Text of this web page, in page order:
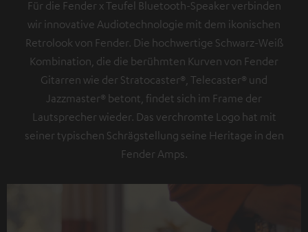
Für die Fender x Teufel Bluetooth-Speaker verbinden
wir innovative Audiotechnologie mit dem ikonischen
Retrolook von Fender. Die hochwertige Schwarz-Weiß
Kombination, die die berühmten Kurven von Fender
Gitarren wie der Stratocaster®, Telecaster® und
Jazzmaster® betont, findet sich im Frame der
Lautsprecher wieder. Das verchromte Logo hat mit
seiner typischen Schrägstellung seine Heritage in den
Fender Amps.